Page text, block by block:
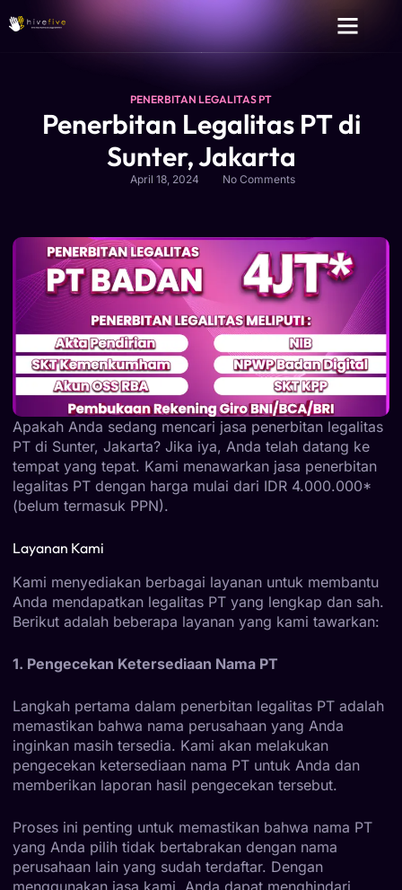
PENERBITAN LEGALITAS PT
Penerbitan Legalitas PT di
Sunter, Jakarta
April 18, 2024 No Comments
Apakah Anda sedang mencari jasa penerbitan legalitas
PT di Sunter, Jakarta? Jika iya, Anda telah datang ke
tempat yang tepat. Kami menawarkan jasa penerbitan
legalitas PT dengan harga mulai dari IDR 4.000.000*
(belum termasuk PPN).
Layanan Kami
Kami menyediakan berbagai layanan untuk membantu
Anda mendapatkan legalitas PT yang lengkap dan sah.
Berikut adalah beberapa layanan yang kami tawarkan:
1. Pengecekan Ketersediaan Nama PT
Langkah pertama dalam penerbitan legalitas PT adalah
memastikan bahwa nama perusahaan yang Anda
inginkan masih tersedia. Kami akan melakukan
pengecekan ketersediaan nama PT untuk Anda dan
memberikan laporan hasil pengecekan tersebut.
Proses ini penting untuk memastikan bahwa nama PT
yang Anda pilih tidak bertabrakan dengan nama
perusahaan lain yang sudah terdaftar. Dengan
menggunakan jasa kami, Anda dapat menghindari